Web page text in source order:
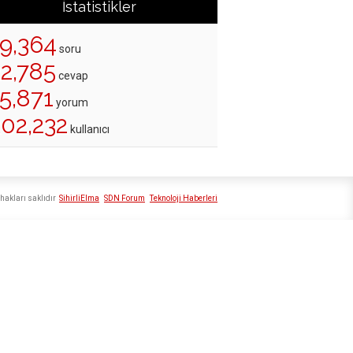
İstatistikler
soru
cevap
yorum
kullanıcı
SihirliElma SDN Forum Teknoloji Haberleri
saklıdır